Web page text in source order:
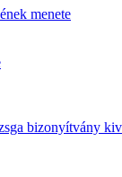
menete
bizonyítvány